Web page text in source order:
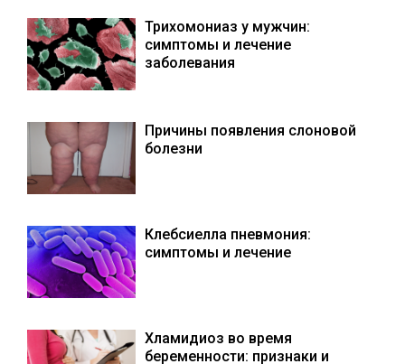
Трихомониаз у мужчин:
симптомы и лечение
заболевания
Причины появления слоновой
болезни
Клебсиелла пневмония:
симптомы и лечение
Хламидиоз во время
беременности: признаки и